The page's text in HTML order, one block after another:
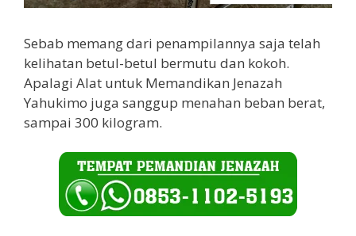
Sebab memang dari penampilannya saja telah
kelihatan betul-betul bermutu dan kokoh.
Apalagi Alat untuk Memandikan Jenazah
Yahukimo juga sanggup menahan beban berat,
sampai 300 kilogram.